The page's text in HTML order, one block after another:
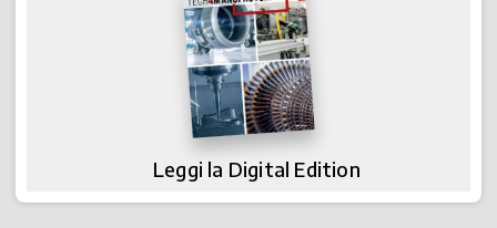
Leggi la Digital Edition